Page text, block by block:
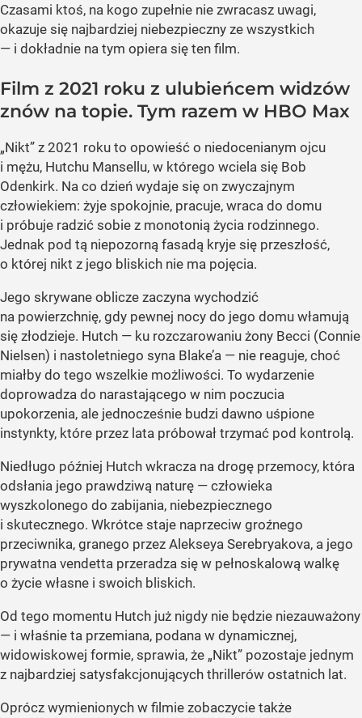
Czasami ktoś, na kogo zupełnie nie zwracasz uwagi,
okazuje się najbardziej niebezpieczny ze wszystkich
— i dokładnie na tym opiera się ten film.
Film z 2021 roku z ulubieńcem widzów
znów na topie. Tym razem w HBO Max
„Nikt” z 2021 roku to opowieść o niedocenianym ojcu
i mężu, Hutchu Mansellu, w którego wciela się Bob
Odenkirk. Na co dzień wydaje się on zwyczajnym
człowiekiem: żyje spokojnie, pracuje, wraca do domu
i próbuje radzić sobie z monotonią życia rodzinnego.
Jednak pod tą niepozorną fasadą kryje się przeszłość,
o której nikt z jego bliskich nie ma pojęcia.
Jego skrywane oblicze zaczyna wychodzić
na powierzchnię, gdy pewnej nocy do jego domu włamują
się złodzieje. Hutch — ku rozczarowaniu żony Becci (Connie
Nielsen) i nastoletniego syna Blake’a — nie reaguje, choć
miałby do tego wszelkie możliwości. To wydarzenie
doprowadza do narastającego w nim poczucia
upokorzenia, ale jednocześnie budzi dawno uśpione
instynkty, które przez lata próbował trzymać pod kontrolą.
Niedługo później Hutch wkracza na drogę przemocy, która
odsłania jego prawdziwą naturę — człowieka
wyszkolonego do zabijania, niebezpiecznego
i skutecznego. Wkrótce staje naprzeciw groźnego
przeciwnika, granego przez Alekseya Serebryakova, a jego
prywatna vendetta przeradza się w pełnoskalową walkę
o życie własne i swoich bliskich.
Od tego momentu Hutch już nigdy nie będzie niezauważony
— i właśnie ta przemiana, podana w dynamicznej,
widowiskowej formie, sprawia, że „Nikt” pozostaje jednym
z najbardziej satysfakcjonujących thrillerów ostatnich lat.
Oprócz wymienionych w filmie zobaczycie także